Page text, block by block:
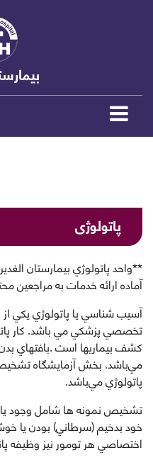
پاتولوژی
**واحد پاتولوژي بيمارستان
آماده ارائه خدمات به مراجعين
آسيب شناسي يا پاتولوژي يكي
تخصصي پزشكي مي باشد. كار
كشف بيماريها است .بافتهاي
مي‌باشد. بخش آزمايشگاه
پاتولوژي مي‌باشد.
تشخيص نمونه ها شامل وجود يا
خود بدخيم (سرطاني) بودن يا
اختصاصي هر تومور نيز وظيفه